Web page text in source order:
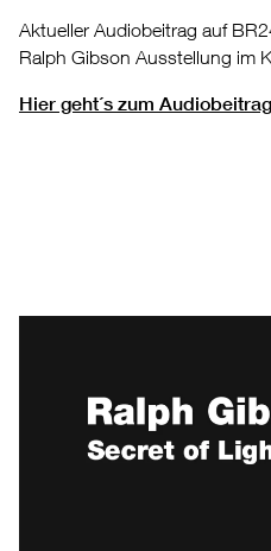
Aktueller Audiobeitrag auf
Ralph Gibson Ausstellung im
Hier geht´s zum Audiobeitrag